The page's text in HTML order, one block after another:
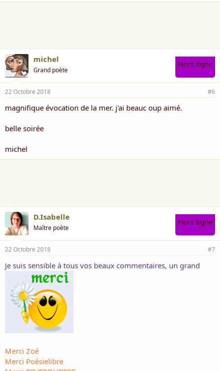
michel
Grand poète
Hors ligne
22 Octobre 2018 #6
magnifique évocation de la mer. j'ai beauc oup aimé.
belle soirée
michel
D.Isabelle
Maître poète
Hors ligne
22 Octobre 2018 #7
Je suis sensible à tous vos beaux commentaires, un grand
Merci Zoé
Merci Poésielibre